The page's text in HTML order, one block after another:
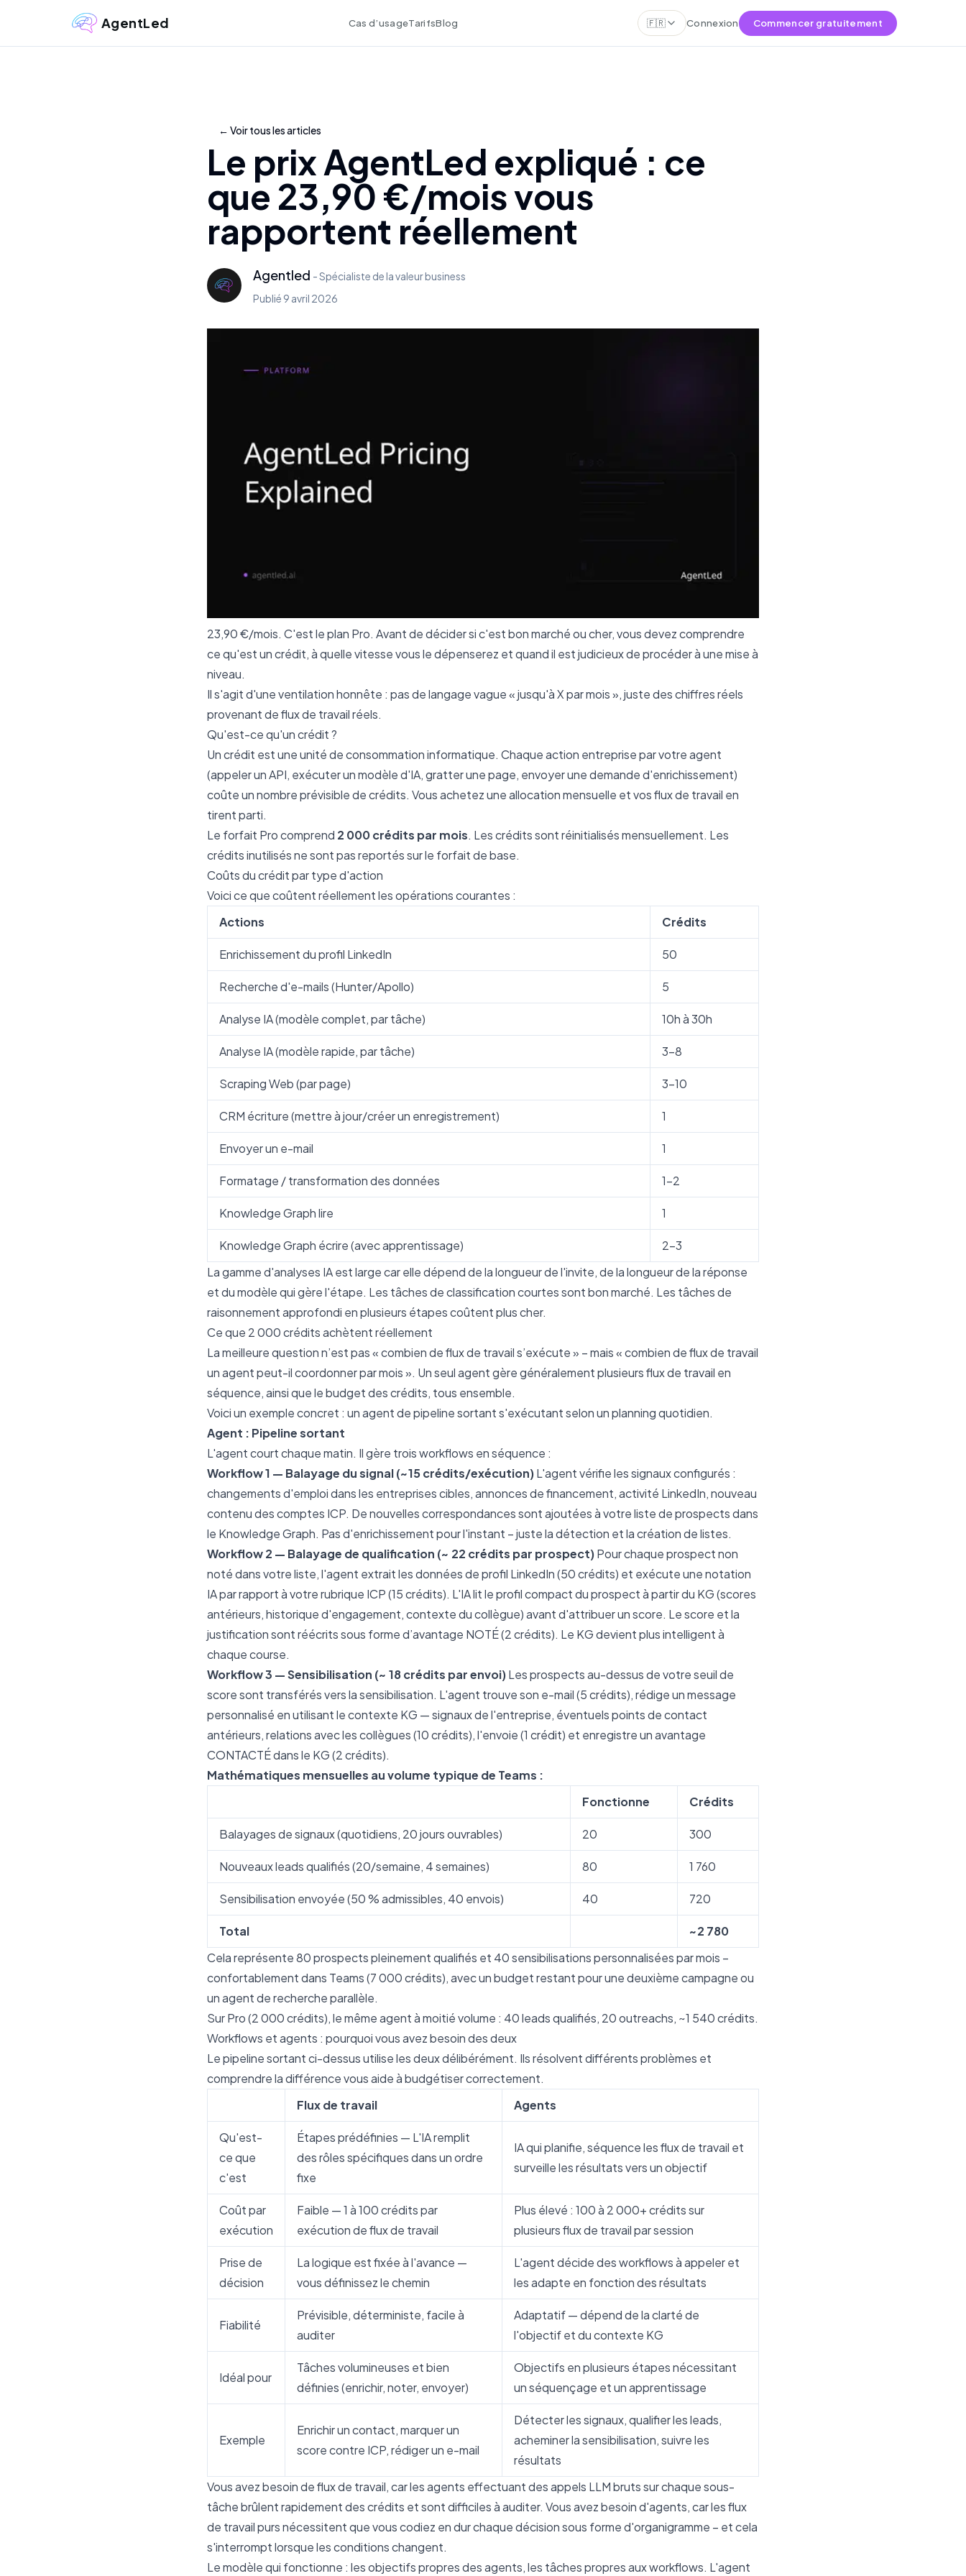
AgentLed Cas d’usageTarifsBlog 🇫🇷 Connexion Commencer gratuitement
← Voir tous les articles
Le prix AgentLed expliqué : ce
que 23,90 €/mois vous
rapportent réellement
Agentled -Spécialiste de la valeur business
Publié 9 avril 2026
23,90 €/mois. C'est le plan Pro. Avant de décider si c'est bon marché ou cher, vous devez comprendre
ce qu'est un crédit, à quelle vitesse vous le dépenserez et quand il est judicieux de procéder à une mise à
niveau.
Il s'agit d'une ventilation honnête : pas de langage vague « jusqu'à X par mois », juste des chiffres réels
provenant de flux de travail réels.
Qu'est-ce qu'un crédit ?
Un crédit est une unité de consommation informatique. Chaque action entreprise par votre agent
(appeler un API, exécuter un modèle d'IA, gratter une page, envoyer une demande d'enrichissement)
coûte un nombre prévisible de crédits. Vous achetez une allocation mensuelle et vos flux de travail en
tirent parti.
Le forfait Pro comprend 2 000 crédits par mois. Les crédits sont réinitialisés mensuellement. Les
crédits inutilisés ne sont pas reportés sur le forfait de base.
Coûts du crédit par type d'action
Voici ce que coûtent réellement les opérations courantes :
Actions
Crédits
Enrichissement du profil LinkedIn 50
Recherche d'e-mails (Hunter/Apollo) 5
Analyse IA (modèle complet, par tâche) 10h à 30h
Analyse IA (modèle rapide, par tâche) 3-8
Scraping Web (par page) 3-10
CRM écriture (mettre à jour/créer un enregistrement) 1
Envoyer un e-mail 1
Formatage / transformation des données 1–2
Knowledge Graph lire 1
Knowledge Graph écrire (avec apprentissage)
2–3
La gamme d'analyses IA est large car elle dépend de la longueur de l'invite, de la longueur de la réponse
et du modèle qui gère l'étape. Les tâches de classification courtes sont bon marché. Les tâches de
raisonnement approfondi en plusieurs étapes coûtent plus cher.
Ce que 2 000 crédits achètent réellement
La meilleure question n’est pas « combien de flux de travail s’exécute » – mais « combien de flux de travail
un agent peut-il coordonner par mois ». Un seul agent gère généralement plusieurs flux de travail en
séquence, ainsi que le budget des crédits, tous ensemble.
Voici un exemple concret : un agent de pipeline sortant s'exécutant selon un planning quotidien.
Agent : Pipeline sortant
L'agent court chaque matin. Il gère trois workflows en séquence :
Workflow 1 — Balayage du signal (~15 crédits/exécution)L'agent vérifie les signaux configurés :
changements d'emploi dans les entreprises cibles, annonces de financement, activité LinkedIn, nouveau
contenu des comptes ICP. De nouvelles correspondances sont ajoutées à votre liste de prospects dans
le Knowledge Graph. Pas d'enrichissement pour l'instant – juste la détection et la création de listes.
Workflow 2 — Balayage de qualification (~ 22 crédits par prospect)Pour chaque prospect non
noté dans votre liste, l'agent extrait les données de profil LinkedIn (50 crédits) et exécute une notation
IA par rapport à votre rubrique ICP (15 crédits). L'IA lit le profil compact du prospect à partir du KG (scores
antérieurs, historique d'engagement, contexte du collègue) avant d'attribuer un score. Le score et la
justification sont réécrits sous forme d’avantage NOTÉ (2 crédits). Le KG devient plus intelligent à
chaque course.
Workflow 3 — Sensibilisation (~ 18 crédits par envoi)Les prospects au-dessus de votre seuil de
score sont transférés vers la sensibilisation. L'agent trouve son e-mail (5 crédits), rédige un message
personnalisé en utilisant le contexte KG — signaux de l'entreprise, éventuels points de contact
antérieurs, relations avec les collègues (10 crédits), l'envoie (1 crédit) et enregistre un avantage
CONTACTÉ dans le KG (2 crédits).
Mathématiques mensuelles au volume typique de Teams :
Fonctionne
Crédits
Balayages de signaux (quotidiens, 20 jours ouvrables) 20 300
Nouveaux leads qualifiés (20/semaine, 4 semaines) 80 1 760
Sensibilisation envoyée (50 % admissibles, 40 envois) 40 720
Total
~2 780
Cela représente 80 prospects pleinement qualifiés et 40 sensibilisations personnalisées par mois –
confortablement dans Teams (7 000 crédits), avec un budget restant pour une deuxième campagne ou
un agent de recherche parallèle.
Sur Pro (2 000 crédits), le même agent à moitié volume : 40 leads qualifiés, 20 outreachs, ~1 540 crédits.
Workflows et agents : pourquoi vous avez besoin des deux
Le pipeline sortant ci-dessus utilise les deux délibérément. Ils résolvent différents problèmes et
comprendre la différence vous aide à budgétiser correctement.
Flux de travail
Agents
Qu'est-
ce que
c'est
Étapes prédéfinies — L'IA remplit
des rôles spécifiques dans un ordre
fixe
IA qui planifie, séquence les flux de travail et
surveille les résultats vers un objectif
Coût par
exécution
Faible — 1 à 100 crédits par
exécution de flux de travail
Plus élevé : 100 à 2 000+ crédits sur
plusieurs flux de travail par session
Prise de
décision
La logique est fixée à l'avance —
vous définissez le chemin
L'agent décide des workflows à appeler et
les adapte en fonction des résultats
Fiabilité
Prévisible, déterministe, facile à
auditer
Adaptatif — dépend de la clarté de
l'objectif et du contexte KG
Idéal pour
Tâches volumineuses et bien
définies (enrichir, noter, envoyer)
Objectifs en plusieurs étapes nécessitant
un séquençage et un apprentissage
Exemple
Enrichir un contact, marquer un
score contre ICP, rédiger un e-mail
Détecter les signaux, qualifier les leads,
acheminer la sensibilisation, suivre les
résultats
Vous avez besoin de flux de travail, car les agents effectuant des appels LLM bruts sur chaque sous-
tâche brûlent rapidement des crédits et sont difficiles à auditer. Vous avez besoin d'agents, car les flux
de travail purs nécessitent que vous codiez en dur chaque décision sous forme d'organigramme – et cela
s'interrompt lorsque les conditions changent.
Le modèle qui fonctionne : les objectifs propres des agents, les tâches propres aux workflows. L'agent